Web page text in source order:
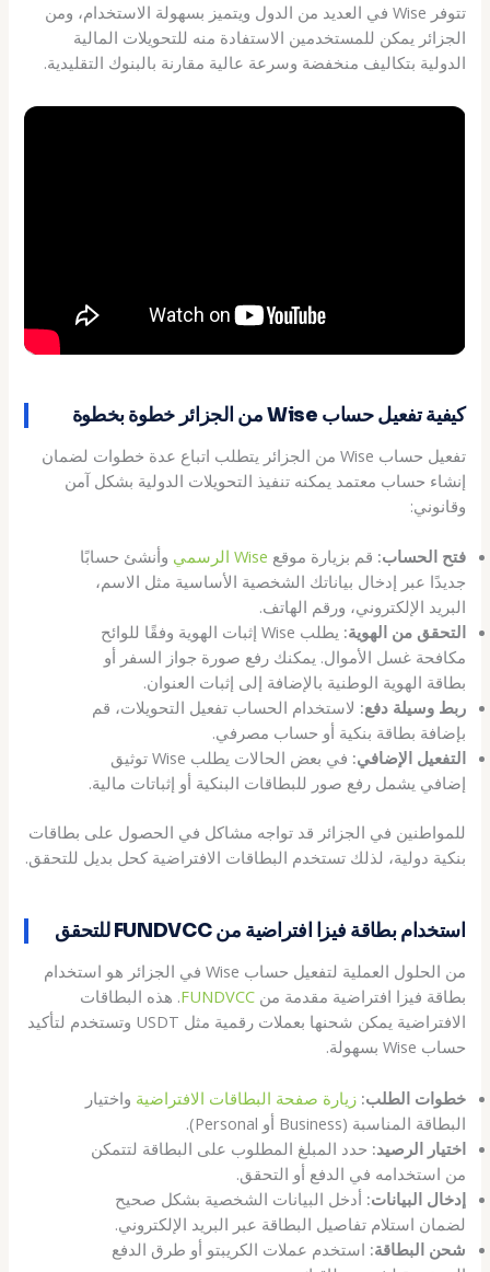
تتوفر Wise في العديد من الدول ويتميز بسهولة الاستخدام، ومن
الجزائر يمكن للمستخدمين الاستفادة منه للتحويلات المالية
الدولية بتكاليف منخفضة وسرعة عالية مقارنة بالبنوك التقليدية.
كيفية تفعيل حساب Wise من الجزائر خطوة بخطوة
تفعيل حساب Wise من الجزائر يتطلب اتباع عدة خطوات لضمان
إنشاء حساب معتمد يمكنه تنفيذ التحويلات الدولية بشكل آمن
وقانوني:
فتح الحساب: قم بزيارة موقع Wise الرسمي
وأنشئ حسابًا
جديدًا عبر إدخال بياناتك الشخصية الأساسية مثل الاسم،
البريد الإلكتروني، ورقم الهاتف.
التحقق من الهوية:
يطلب Wise إثبات الهوية وفقًا للوائح
مكافحة غسل الأموال. يمكنك رفع صورة جواز السفر أو
بطاقة الهوية الوطنية بالإضافة إلى إثبات العنوان.
ربط وسيلة دفع: لاستخدام الحساب تفعيل التحويلات، قم
بإضافة بطاقة بنكية أو حساب مصرفي.
التفعيل الإضافي:
في بعض الحالات يطلب Wise توثيق
إضافي يشمل رفع صور للبطاقات البنكية أو إثباتات مالية.
للمواطنين في الجزائر قد تواجه مشاكل في الحصول على بطاقات
بنكية دولية، لذلك تستخدم البطاقات الافتراضية كحل بديل للتحقق.
استخدام بطاقة فيزا افتراضية من FUNDVCC للتحقق
من الحلول العملية لتفعيل حساب Wise في الجزائر هو استخدام
بطاقة فيزا افتراضية مقدمة منFUNDVCC. هذه البطاقات
الافتراضية يمكن شحنها بعملات رقمية مثل USDT وتستخدم لتأكيد
حساب Wise بسهولة.
خطوات الطلب: زيارة صفحة البطاقات الافتراضية واختيار
البطاقة المناسبة (Business أو Personal).
اختيار الرصيد: حدد المبلغ المطلوب على البطاقة لتتمكن
من استخدامه في الدفع أو التحقق.
إدخال البيانات: أدخل البيانات الشخصية بشكل صحيح
لضمان استلام تفاصيل البطاقة عبر البريد الإلكتروني.
شحن البطاقة: استخدم عملات الكريبتو أو طرق الدفع